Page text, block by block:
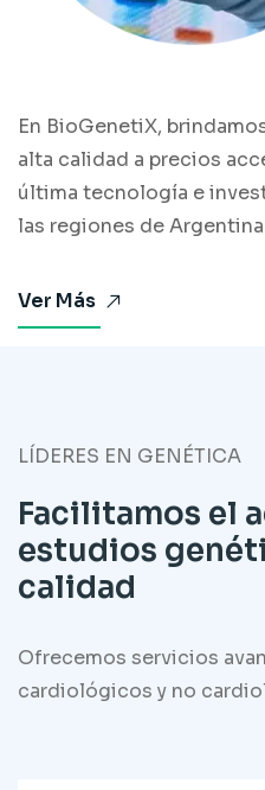
En BioGenetiX,
alta calidad a precios
última tecnología e
las regiones de
Ver Más
LÍDERES EN GENÉTICA
Facilitamos el
estudios
calidad
Ofrecemos servicios
cardiológicos y no